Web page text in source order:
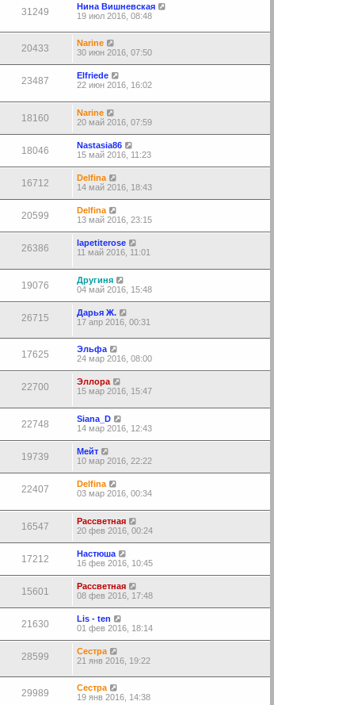
31249
Нина Вишневская
19 июл 2016, 08:48
20433
Narine
30 июн 2016, 07:50
23487
Elfriede
22 июн 2016, 16:02
18160
Narine
20 май 2016, 07:59
18046
Nastasia86
15 май 2016, 11:23
16712
Delfina
14 май 2016, 18:43
20599
Delfina
13 май 2016, 23:15
26386
lapetiterose
11 май 2016, 11:01
19076
Другиня
04 май 2016, 15:48
26715
Дарья Ж.
17 апр 2016, 00:31
17625
Эльфа
24 мар 2016, 08:00
22700
Эллора
15 мар 2016, 15:47
22748
Siana_D
14 мар 2016, 12:43
19739
Мейт
10 мар 2016, 22:22
22407
Delfina
03 мар 2016, 00:34
16547
Рассветная
20 фев 2016, 00:24
17212
Настюша
16 фев 2016, 10:45
15601
Рассветная
08 фев 2016, 17:48
21630
Lis - ten
01 фев 2016, 18:14
28599
Сестра
21 янв 2016, 19:22
29989
Сестра
19 янв 2016, 14:38